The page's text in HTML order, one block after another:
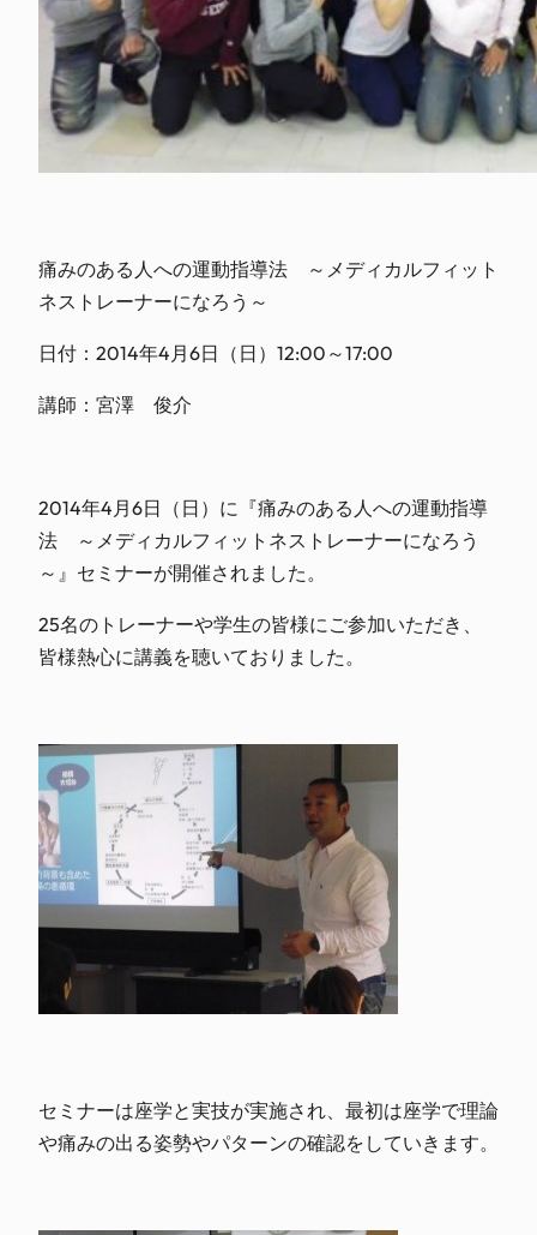
痛みのある人への運動指導法 ～メディカルフィット
ネストレーナーになろう～
日付：2014年4月6日（日）12:00～17:00
講師：宮澤 俊介
2014年4月6日（日）に『痛みのある人への運動指導
法 ～メディカルフィットネストレーナーになろう
～』セミナーが開催されました。
25名のトレーナーや学生の皆様にご参加いただき、
皆様熱心に講義を聴いておりました。
セミナーは座学と実技が実施され、最初は座学で理論
や痛みの出る姿勢やパターンの確認をしていきます。